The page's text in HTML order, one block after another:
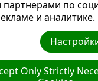
Апр 2026
«АДРА» провела
раздали более 30
конфеты, лекарства.
обувь, игрушки. На
Спасибо всем
по
и аналитике.
Only Strictly